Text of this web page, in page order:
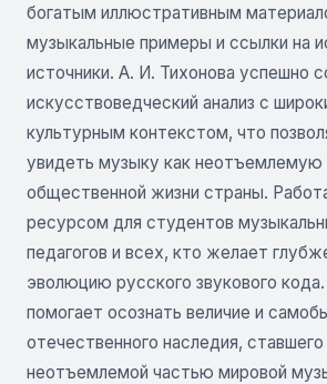
богатым иллюстративным
музыкальные примеры и ссылки на
источники. А. И. Тихонова успешно
искусствоведческий анализ с
культурным контекстом, что
увидеть музыку как неотъемлемую
общественной жизни страны.
ресурсом для студентов
педагогов и всех, кто желает
эволюцию русского звукового
помогает осознать величие и
отечественного наследия, ставшего
неотъемлемой частью мировой